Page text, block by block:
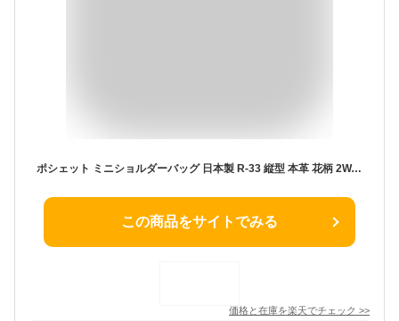
ポシェット ミニショルダーバッグ 日本製 R-33 縦型 本革 花柄 2WAY 手持ち レディース 斜めがけ おしゃれ 上品 汚れにくい スマホポーチ 小物入れ お財布バッグ 軽量 シンプル ローズ柄 丈夫 散歩 トラベル 母の日 プレゼント
この商品をサイトでみる
価格と在庫を楽天でチェック >>